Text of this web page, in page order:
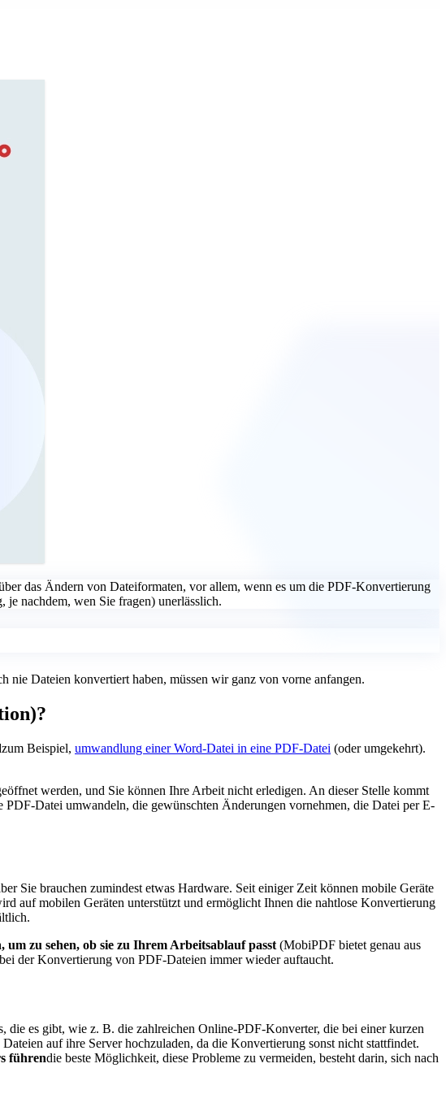
das Ändern von Dateiformaten, vor allem, wenn es um die PDF-Konvertierung
nachdem, wen Sie fragen) unerlässlich.
Dateien konvertiert haben, müssen wir ganz von vorne anfangen.
zum Beispiel, umwandlung einer Word-Datei in eine PDF-Datei (oder umgekehrt).
werden, und Sie können Ihre Arbeit nicht erledigen. An dieser Stelle kommt
Datei umwandeln, die gewünschten Änderungen vornehmen, die Datei per E-
Sie brauchen zumindest etwas Hardware. Seit einiger Zeit können mobile Geräte
auf mobilen Geräten unterstützt und ermöglicht Ihnen die nahtlose Konvertierung
um zu sehen, ob sie zu Ihrem Arbeitsablauf passt(MobiPDF bietet genau aus
der Konvertierung von PDF-Dateien immer wieder auftaucht.
es gibt, wie z. B. die zahlreichen Online-PDF-Konverter, die bei einer kurzen
auf ihre Server hochzuladen, da die Konvertierung sonst nicht stattfindet.
führendie beste Möglichkeit, diese Probleme zu vermeiden, besteht darin, sich nach